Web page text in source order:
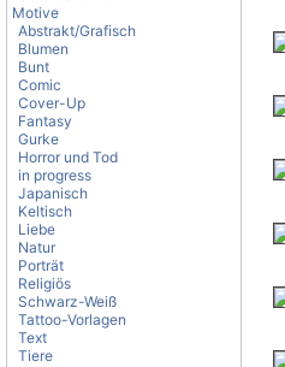
Motive
Abstrakt/Grafisch
Blumen
Bunt
Comic
Cover-Up
Fantasy
Gurke
Horror und Tod
in progress
Japanisch
Keltisch
Liebe
Natur
Porträt
Religiös
Schwarz-Weiß
Tattoo-Vorlagen
Text
Tiere